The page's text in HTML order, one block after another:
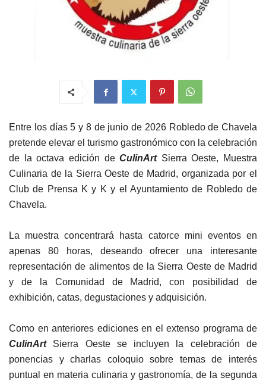
Entre los días 5 y 8 de junio de 2026 Robledo de Chavela
pretende elevar el turismo gastronómico con la celebración
de la octava edición deCulinArtSierra Oeste, Muestra
Culinaria de la Sierra Oeste de Madrid, organizada por el
Club de Prensa K y K y el Ayuntamiento de Robledo de
Chavela.
La muestra concentrará hasta catorce mini eventos en
apenas 80 horas, deseando ofrecer una interesante
representación de alimentos de la Sierra Oeste de Madrid
y de la Comunidad de Madrid, con posibilidad de
exhibición, catas, degustaciones y adquisición.
Como en anteriores ediciones en el extenso programa de
CulinArtSierra Oeste se incluyen la celebración de
ponencias y charlas coloquio sobre temas de interés
puntual en materia culinaria y gastronomía, de la segunda